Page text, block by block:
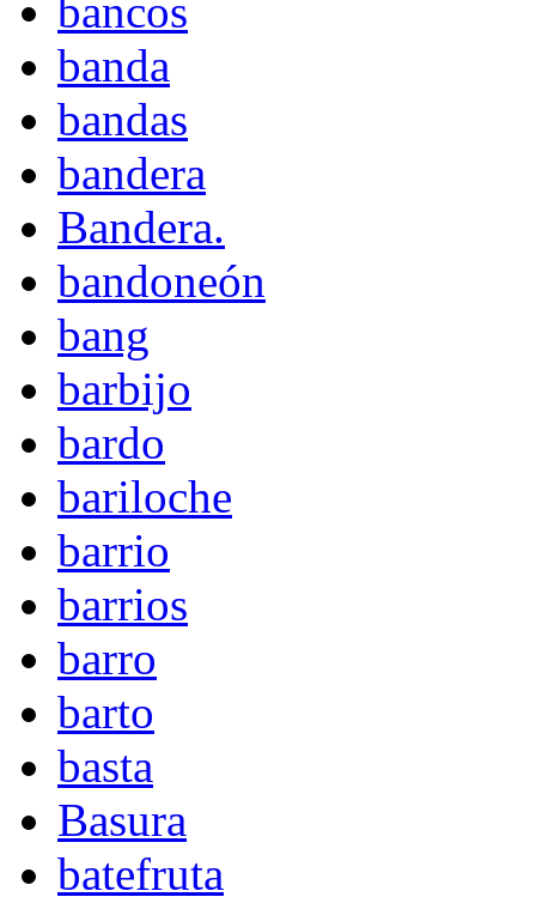
bancos
banda
bandas
bandera
Bandera.
bandoneón
bang
barbijo
bardo
bariloche
barrio
barrios
barro
barto
basta
Basura
batefruta